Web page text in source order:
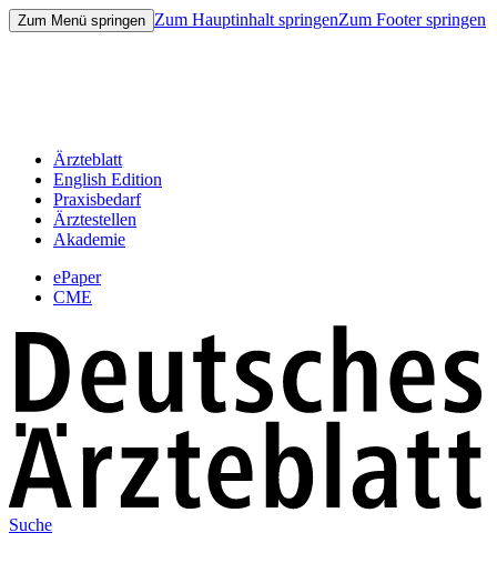
Zum Menü springen Zum Hauptinhalt springenZum Footer springen
Ärzteblatt
English Edition
Praxisbedarf
Ärztestellen
Akademie
ePaper
CME
Suche